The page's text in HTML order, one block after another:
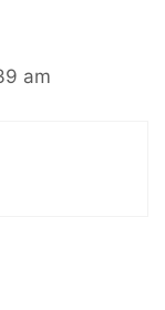
am